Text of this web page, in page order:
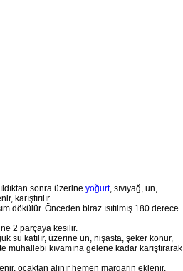
sonra üzerine yoğurt, sıvıyağ, un,
karıştırılır.
dökülür. Önceden biraz ısıtılmış 180 derece
2 parçaya kesilir.
su katılır, üzerine un, nişasta, şeker konur,
muhallebi kıvamına gelene kadar karıştırarak
ocaktan alınır hemen margarin eklenir,